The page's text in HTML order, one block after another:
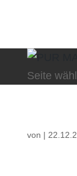
Seite
von |